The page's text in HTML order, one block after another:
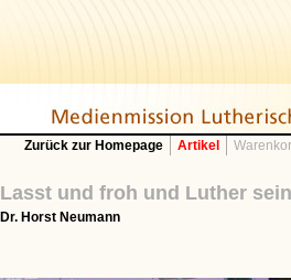
Zurück zur Homepage Artikel
Lasst und froh und Luther sein
Dr. Horst Neumann